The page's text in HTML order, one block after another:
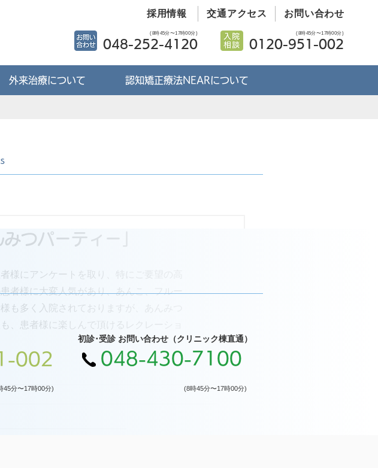
採用情報 交通アクセス お問い合わせ
(8時45分〜17時00分)
048-252-4120
(8時45分〜17時00分)
0120-951-002
外来治療について 認知矯正療法NEARについて
つパーティー」
様にアンケートを取り、特にご要望の高
者様に大変人気があり、あんこ、フルー
も多く入院されておりますが、あんみつ
、患者様に楽しんで頂けるレクレーショ
002
45分〜17時00分)
初診･受診 お問い合わせ（クリニック棟直通）
048-430-7100
(8時45分〜17時00分)